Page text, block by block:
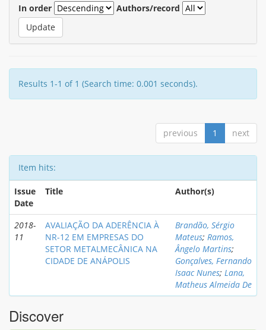
In order
Authors/record
Results 1-1 of 1 (Search time: 0.001 seconds).
previous 1 next
Item hits:
Issue
Date
Title Author(s)
2018-
11
AVALIAÇÃO DA ADERÊNCIA À
NR-12 EM EMPRESAS DO
SETOR METALMECÂNICA NA
CIDADE DE ANÁPOLIS
Brandão, Sérgio
Mateus; Ramos,
Ângelo Martins;
Gonçalves, Fernando
Isaac Nunes; Lana,
Matheus Almeida De
Discover